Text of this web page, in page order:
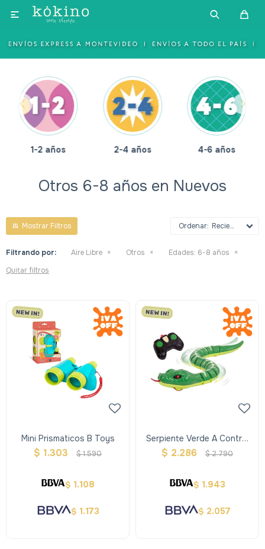

1-2 años 2-4 años 4-6 años
Otros 6-8 años en Nuevos
Recientes
Filtrando por: Aire Libre Otros Edades: 6-8 años
Quitar filtros
Mini Prismaticos B Toys
$ 1.303 $1.590
$ 1.108
$ 1.173
Serpiente Verde A Control
Remoto Terra
$ 2.286 $2.790
$ 1.943
$ 2.057